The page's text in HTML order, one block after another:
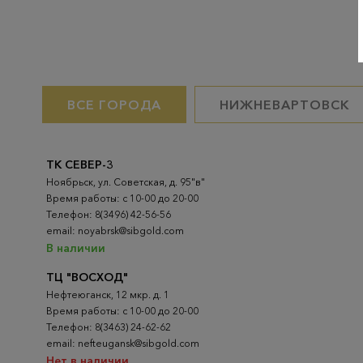
ВСЕ ГОРОДА НИЖНЕВАРТОВСК
ТК СЕВЕР-3
Ноябрьск, ул. Советская, д. 95"в"
Время работы: с 10-00 до 20-00
Телефон: 8(3496) 42-56-56
email: noyabrsk@sibgold.com
В наличии
ТЦ "ВОСХОД"
Нефтеюганск, 12 мкр. д. 1
Время работы: с 10-00 до 20-00
Телефон: 8(3463) 24-62-62
email: nefteugansk@sibgold.com